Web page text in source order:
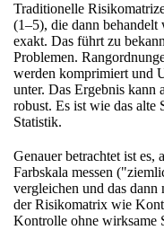
Traditionelle
(1–5), die dann behandelt
exakt. Das führt zu
Problemen.
werden komprimiert und
unter. Das Ergebnis kann
robust. Es ist wie das
Statistik.
Genauer betrachtet ist es,
Farbskala messen
vergleichen und das dann
der Risikomatrix wie
Kontrolle ohne wirksame